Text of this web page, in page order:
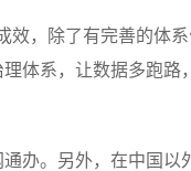
，除了有完善的体
体系，让数据多跑路
办。另外，在中国以